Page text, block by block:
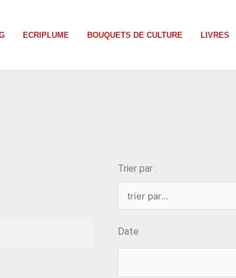
ECRIPLUME BOUQUETS DE CULTURE LIVRES
Trier par :
Date